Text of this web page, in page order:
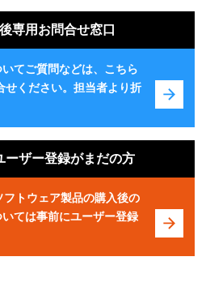
専用お問合せ窓口
てご質問などは、こちら
せください。担当者より折
ーザー登録がまだの方
トウェア製品の購入後の
ては事前にユーザー登録